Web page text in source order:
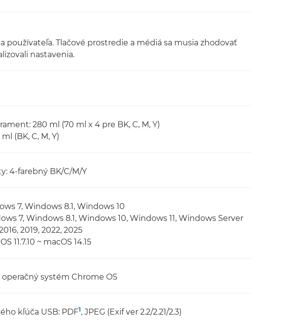
používateľa. Tlačové prostredie a médiá sa musia zhodovať
nastavenia.
280 ml (70 ml x 4 pre BK, C, M, Y)
(BK, C, M, Y)
4-farebný BK/C/M/Y
7, Windows 8.1, Windows 10
7, Windows 8.1, Windows 10, Windows 11, Windows Server
2019, 2022, 2025
11.7.10 ~ macOS 14.15
systém Chrome OS
kľúča USB: PDF1, JPEG (Exif ver 2.2/2.21/2.3)